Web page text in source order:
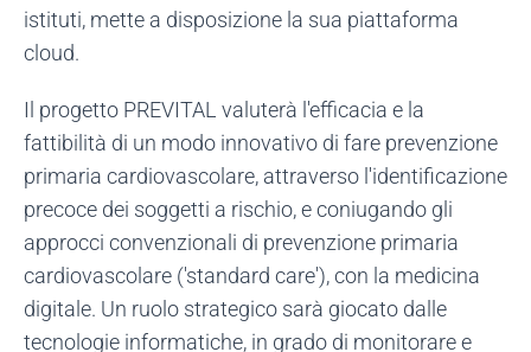
istituti, mette a disposizione la sua piattaforma
cloud.
Il progetto PREVITAL valuterà l'efficacia e la
fattibilità di un modo innovativo di fare prevenzione
primaria cardiovascolare, attraverso l'identificazione
precoce dei soggetti a rischio, e coniugando gli
approcci convenzionali di prevenzione primaria
cardiovascolare ('standard care'), con la medicina
digitale. Un ruolo strategico sarà giocato dalle
tecnologie informatiche, in grado di monitorare e